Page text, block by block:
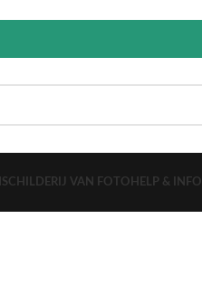
SCHILDERIJ VAN FOTO HELP & INFO